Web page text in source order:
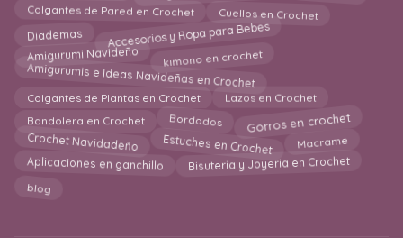
Colgantes de Pared en Crochet Cuellos en Crochet
Diademas Accesorios y Ropa para Bebes
Amigurumi Navideño kimono en crochet
Amigurumis e Ideas Navideñas en Crochet
Colgantes de Plantas en Crochet
Lazos en Crochet
Bandolera en Crochet
Bordados Gorros en crochet
Crochet Navidadeño Estuches en Crochet Macrame
Aplicaciones en ganchillo Bisuteria y Joyeria en Crochet
blog